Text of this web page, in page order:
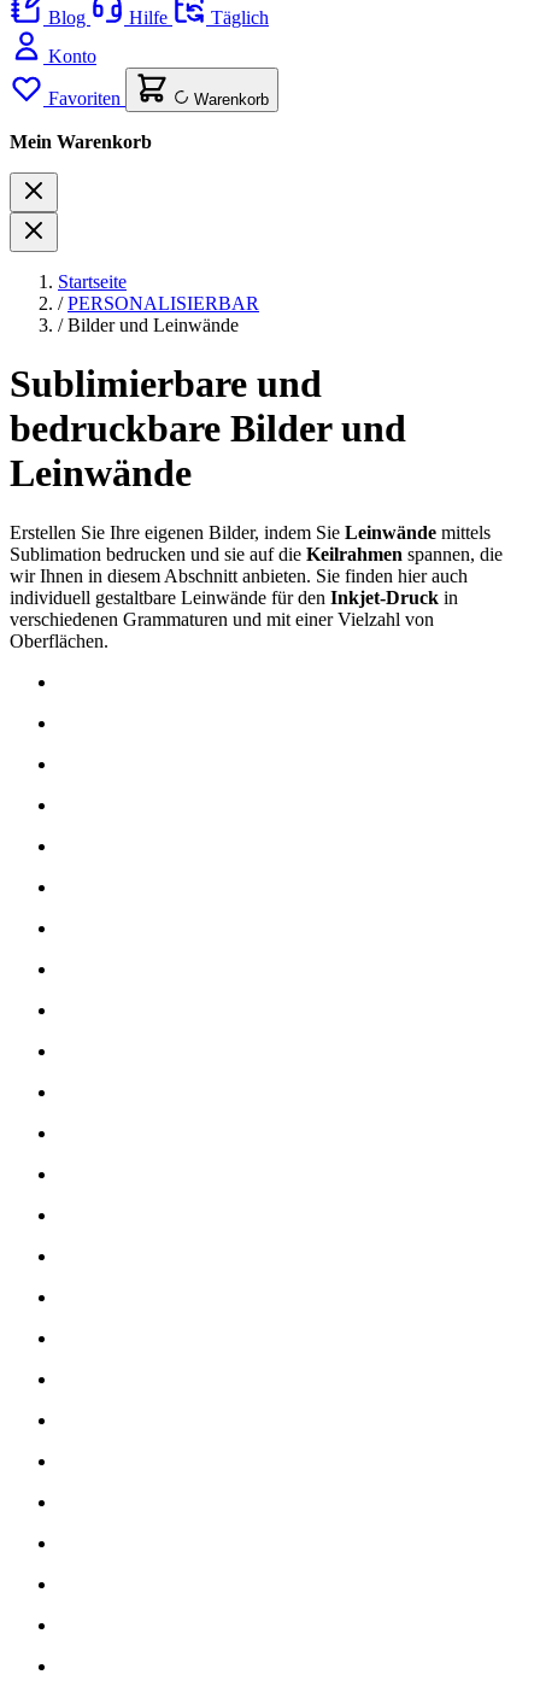
Blog
Hilfe
Täglich
Konto
Favoriten Warenkorb
Mein Warenkorb
Startseite
/ PERSONALISIERBAR
/ Bilder und Leinwände
Sublimierbare und
bedruckbare Bilder und
Leinwände
Erstellen Sie Ihre eigenen Bilder, indem Sie Leinwände mittels
Sublimation bedrucken und sie auf die Keilrahmen spannen, die
wir Ihnen in diesem Abschnitt anbieten. Sie finden hier auch
individuell gestaltbare Leinwände für den Inkjet-Druck in
verschiedenen Grammaturen und mit einer Vielzahl von
Oberflächen.